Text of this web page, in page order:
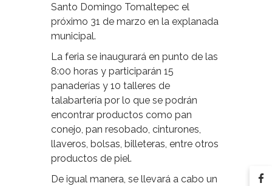
Santo Domingo Tomaltepec el
próximo 31 de marzo en la explanada
municipal.
La feria se inaugurará en punto de las
8:00 horas y participarán 15
panaderías y 10 talleres de
talabartería por lo que se podrán
encontrar productos como pan
conejo, pan resobado, cinturones,
llaveros, bolsas, billeteras, entre otros
productos de piel.
De igual manera, se llevará a cabo un